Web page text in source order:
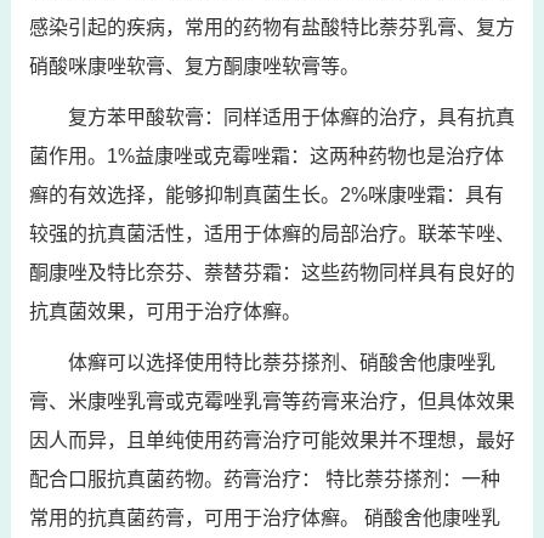
感染引起的疾病，常用的药物有盐酸特比萘芬乳膏、复方
硝酸咪康唑软膏、复方酮康唑软膏等。
复方苯甲酸软膏：同样适用于体癣的治疗，具有抗真
菌作用。1%益康唑或克霉唑霜：这两种药物也是治疗体
癣的有效选择，能够抑制真菌生长。2%咪康唑霜：具有
较强的抗真菌活性，适用于体癣的局部治疗。联苯苄唑、
酮康唑及特比奈芬、萘替芬霜：这些药物同样具有良好的
抗真菌效果，可用于治疗体癣。
体癣可以选择使用特比萘芬搽剂、硝酸舍他康唑乳
膏、米康唑乳膏或克霉唑乳膏等药膏来治疗，但具体效果
因人而异，且单纯使用药膏治疗可能效果并不理想，最好
配合口服抗真菌药物。药膏治疗： 特比萘芬搽剂：一种
常用的抗真菌药膏，可用于治疗体癣。 硝酸舍他康唑乳